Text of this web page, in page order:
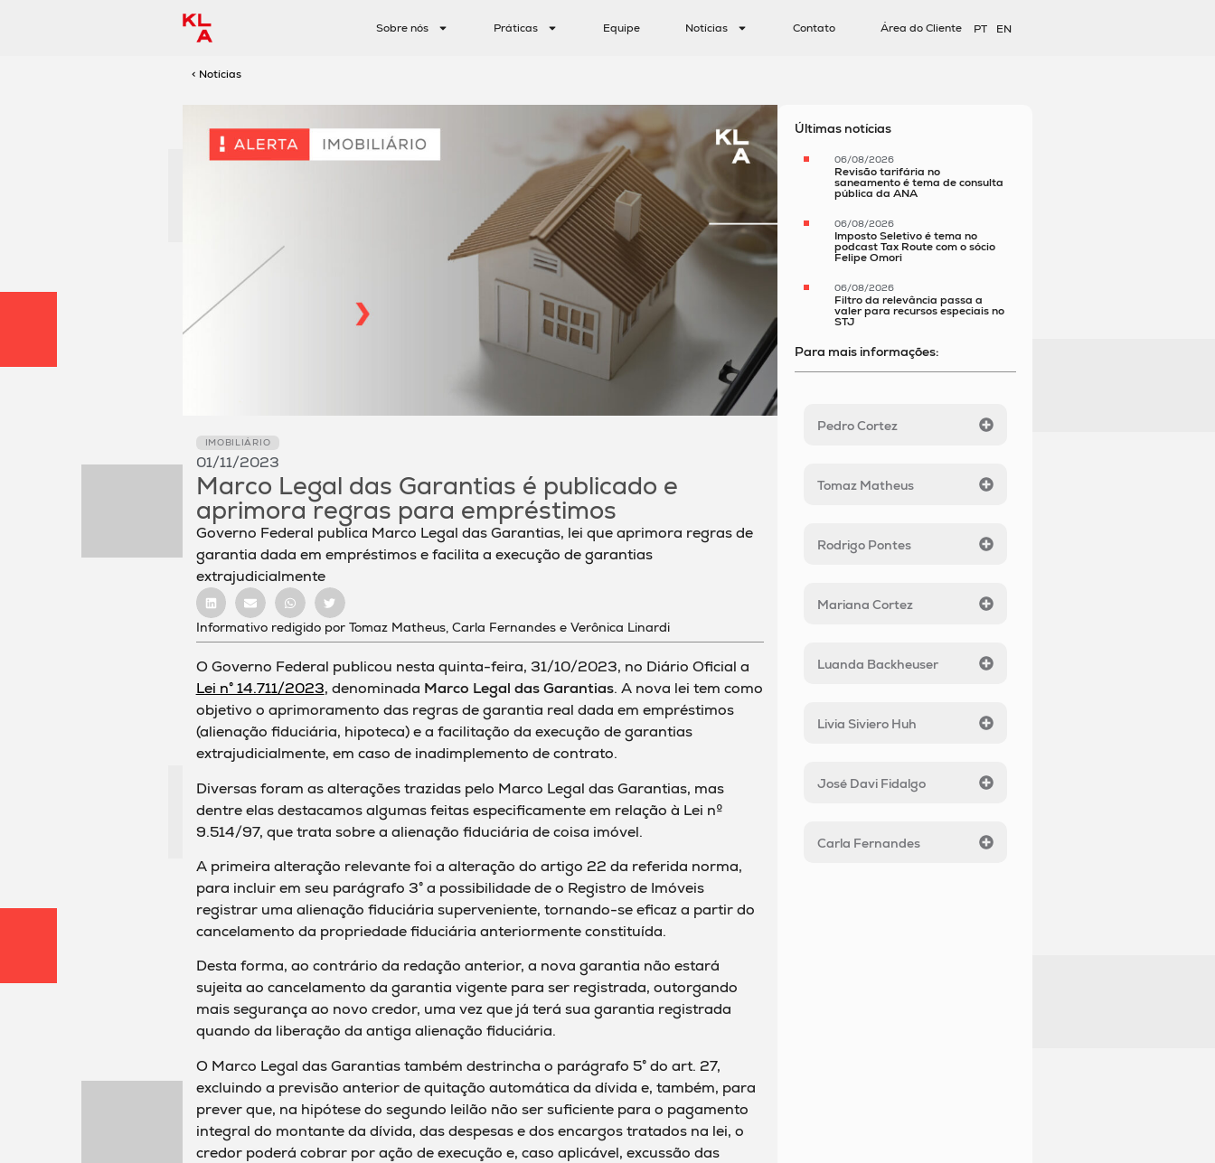
Sobre nós Práticas Equipe Notícias Contato Área do Cliente PT EN
< Notícias
IMOBILIÁRIO
01/11/2023
Marco Legal das Garantias é publicado e
aprimora regras para empréstimos
Governo Federal publica Marco Legal das Garantias, lei que aprimora regras de
garantia dada em empréstimos e facilita a execução de garantias
extrajudicialmente
Informativo redigido por Tomaz Matheus, Carla Fernandes e Verônica Linardi
O Governo Federal publicou nesta quinta-feira, 31/10/2023, no Diário Oficial a
Lei n° 14.711/2023, denominada Marco Legal das Garantias. A nova lei tem como
objetivo o aprimoramento das regras de garantia real dada em empréstimos
(alienação fiduciária, hipoteca) e a facilitação da execução de garantias
extrajudicialmente, em caso de inadimplemento de contrato.
Diversas foram as alterações trazidas pelo Marco Legal das Garantias, mas
dentre elas destacamos algumas feitas especificamente em relação à Lei nº
9.514/97, que trata sobre a alienação fiduciária de coisa imóvel.
A primeira alteração relevante foi a alteração do artigo 22 da referida norma,
para incluir em seu parágrafo 3° a possibilidade de o Registro de Imóveis
registrar uma alienação fiduciária superveniente, tornando-se eficaz a partir do
cancelamento da propriedade fiduciária anteriormente constituída.
Desta forma, ao contrário da redação anterior, a nova garantia não estará
sujeita ao cancelamento da garantia vigente para ser registrada, outorgando
mais segurança ao novo credor, uma vez que já terá sua garantia registrada
quando da liberação da antiga alienação fiduciária.
O Marco Legal das Garantias também destrincha o parágrafo 5° do art. 27,
excluindo a previsão anterior de quitação automática da dívida e, também, para
prever que, na hipótese do segundo leilão não ser suficiente para o pagamento
integral do montante da dívida, das despesas e dos encargos tratados na lei, o
credor poderá cobrar por ação de execução e, caso aplicável, excussão das
Últimas notícias
06/08/2026
Revisão tarifária no
saneamento é tema de consulta
pública da ANA
06/08/2026
Imposto Seletivo é tema no
podcast Tax Route com o sócio
Felipe Omori
06/08/2026
Filtro da relevância passa a
valer para recursos especiais no
STJ
Para mais informações:
Pedro Cortez
Tomaz Matheus
Rodrigo Pontes
Mariana Cortez
Luanda Backheuser
Livia Siviero Huh
José Davi Fidalgo
Carla Fernandes